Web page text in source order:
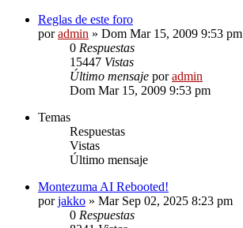
Reglas de este foro
poradmin » Dom Mar 15, 2009 9:53 pm
0 Respuestas
15447 Vistas
Último mensaje poradmin
Dom Mar 15, 2009 9:53 pm
Temas
Respuestas
Vistas
Último mensaje
Montezuma AI Rebooted!
porjakko » Mar Sep 02, 2025 8:23 pm
0 Respuestas